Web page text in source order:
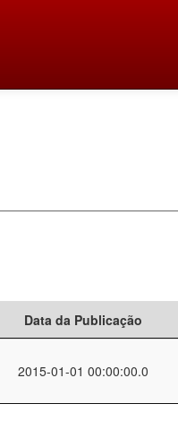
Data da Publicação
2015-01-01 00:00:00.0